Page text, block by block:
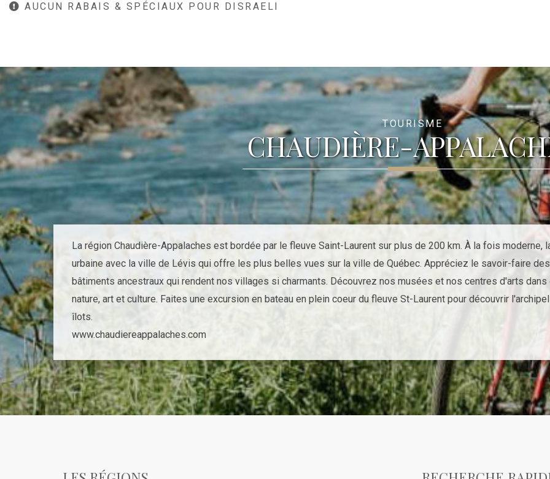
AUCUN RABAIS & SPÉCIAUX POUR DISRAELI
TOURISME
CHAUDIÈRE-
La région Chaudière-Appalaches est bordée par le fleuve Saint-Laurent sur plus de 200 km. À la fois moderne,
urbaine avec la ville de Lévis qui offre les plus belles vues sur la ville de Québec. Appréciez le savoir-faire
bâtiments ancestraux qui rendent nos villages si charmants. Découvrez nos musées et nos centres d'arts
nature, art et culture. Faites une excursion en bateau en plein coeur du fleuve St-Laurent pour découvrir
îlots.
www.chaudiereappalaches.com